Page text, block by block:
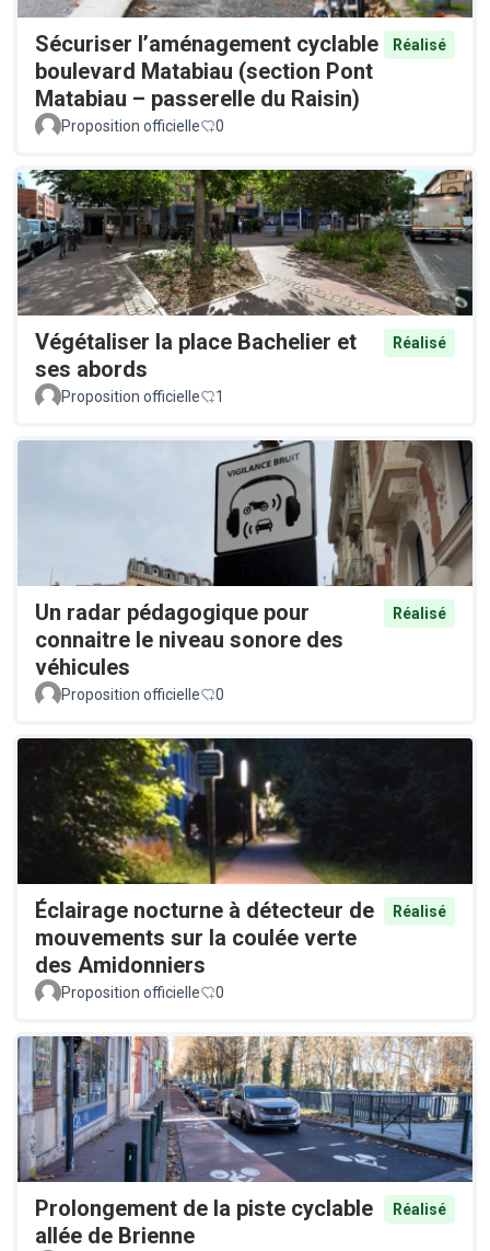
Sécuriser l’aménagement cyclable
boulevard Matabiau (section Pont
Matabiau – passerelle du Raisin)
Réalisé
Proposition officielle 0
Végétaliser la place Bachelier et
ses abords
Réalisé
Proposition officielle 1
Un radar pédagogique pour
connaitre le niveau sonore des
véhicules
Réalisé
Proposition officielle 0
Éclairage nocturne à détecteur de
mouvements sur la coulée verte
des Amidonniers
Réalisé
Proposition officielle 0
Prolongement de la piste cyclable
allée de Brienne
Réalisé